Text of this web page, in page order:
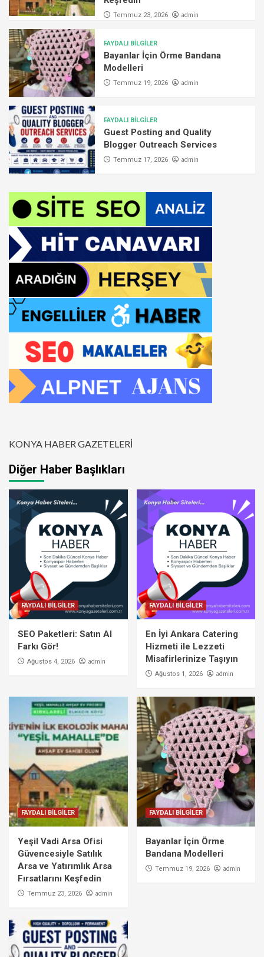
Temmuz 23, 2026 admin
FAYDALI BİLGİLER
Bayanlar İçin Örme Bandana
Modelleri
Temmuz 19, 2026 admin
FAYDALI BİLGİLER
Guest Posting and Quality
Blogger Outreach Services
Temmuz 17, 2026 admin
KONYA HABER GAZETELERİ
Diğer Haber Başlıkları
FAYDALI BİLGİLER
SEO Paketleri: Satın Al
Farkı Gör!
Ağustos 4, 2026 admin
FAYDALI BİLGİLER
En İyi Ankara Catering
Hizmeti ile Lezzeti
Misafirlerinize Taşıyın
Ağustos 1, 2026 admin
FAYDALI BİLGİLER
Yeşil Vadi Arsa Ofisi
Güvencesiyle Satılık
Arsa ve Yatırımlık Arsa
Fırsatlarını Keşfedin
Temmuz 23, 2026 admin
FAYDALI BİLGİLER
Bayanlar İçin Örme
Bandana Modelleri
Temmuz 19, 2026 admin